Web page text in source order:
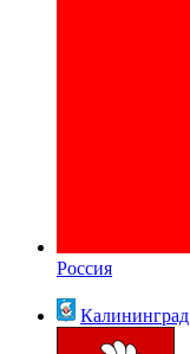
Россия
Калининград